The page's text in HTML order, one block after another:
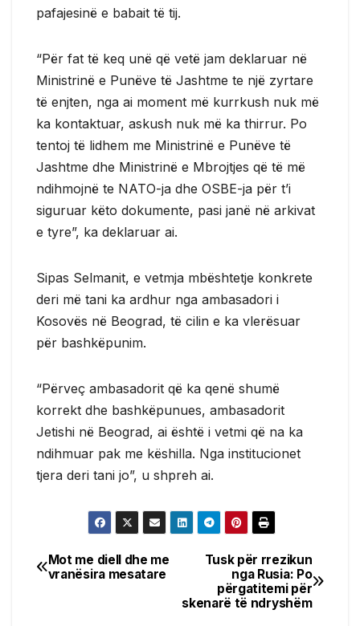
pafajesinë e babait të tij.
“Për fat të keq unë që vetë jam deklaruar në
Ministrinë e Punëve të Jashtme te një zyrtare
të enjten, nga ai moment më kurrkush nuk më
ka kontaktuar, askush nuk më ka thirrur. Po
tentoj të lidhem me Ministrinë e Punëve të
Jashtme dhe Ministrinë e Mbrojtjes që të më
ndihmojnë te NATO-ja dhe OSBE-ja për t’i
siguruar këto dokumente, pasi janë në arkivat
e tyre”, ka deklaruar ai.
Sipas Selmanit, e vetmja mbështetje konkrete
deri më tani ka ardhur nga ambasadori i
Kosovës në Beograd, të cilin e ka vlerësuar
për bashkëpunim.
“Përveç ambasadorit që ka qenë shumë
korrekt dhe bashkëpunues, ambasadorit
Jetishi në Beograd, ai është i vetmi që na ka
ndihmuar pak me këshilla. Nga institucionet
tjera deri tani jo”, u shpreh ai.
Post
Tusk për rrezikun
nga Rusia: Po
përgatitemi për
skenarë të ndryshëm
Mot me diell dhe me
vranësira mesatare